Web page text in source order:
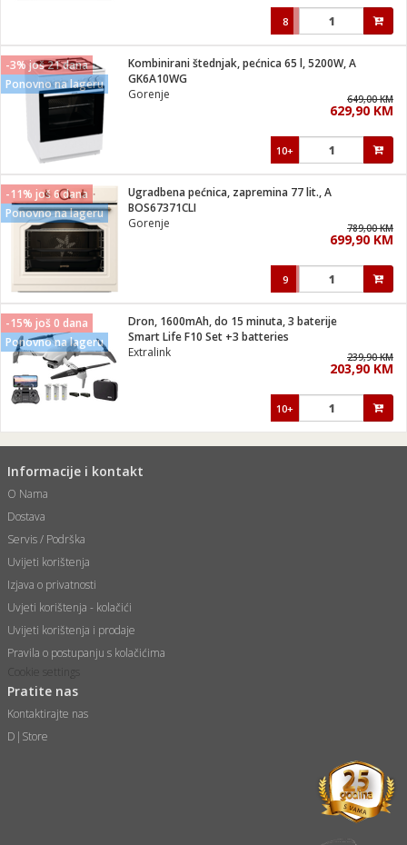
8
-3% još 21 dana
Ponovno na lageru
Kombinirani štednjak, pećnica 65 l, 5200W, A
GK6A10WG
Gorenje
649,00 KM
629,90 KM
10+
-11% još 6 dana
Ponovno na lageru
Ugradbena pećnica, zapremina 77 lit., A
BOS67371CLI
Gorenje
789,00 KM
699,90 KM
9
-15% još 0 dana
Ponovno na lageru
Dron, 1600mAh, do 15 minuta, 3 baterije
Smart Life F10 Set +3 batteries
Extralink
239,90 KM
203,90 KM
10+
Informacije i kontakt
O Nama
Dostava
Servis / Podrška
Uvijeti korištenja
Izjava o privatnosti
Uvjeti korištenja - kolačići
Uvijeti korištenja i prodaje
Pravila o postupanju s kolačićima
Cookie settings
Pratite nas
Kontaktirajte nas
D|Store